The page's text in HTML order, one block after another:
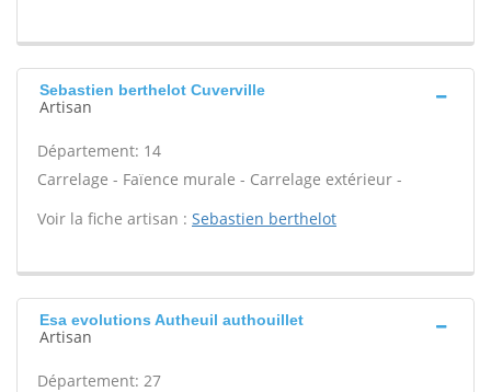
Sebastien berthelot Cuverville
Artisan
Département: 14
Carrelage - Faïence murale - Carrelage extérieur -
Voir la fiche artisan : Sebastien berthelot
Esa evolutions Autheuil authouillet
Artisan
Département: 27